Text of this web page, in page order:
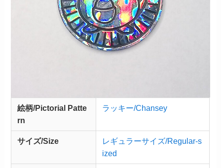
絵柄/Pictorial Patte
rn
ラッキー/Chansey
サイズ/Size
レギュラーサイズ/Regular-s
ized